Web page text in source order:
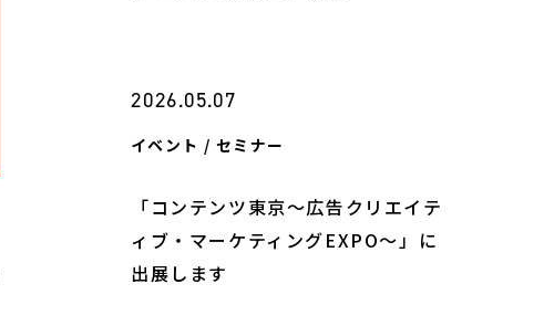
2026.05.07
イベント / セミナー
「コンテンツ東京～広告クリエイテ
ィブ・マーケティングEXPO～」に
出展します